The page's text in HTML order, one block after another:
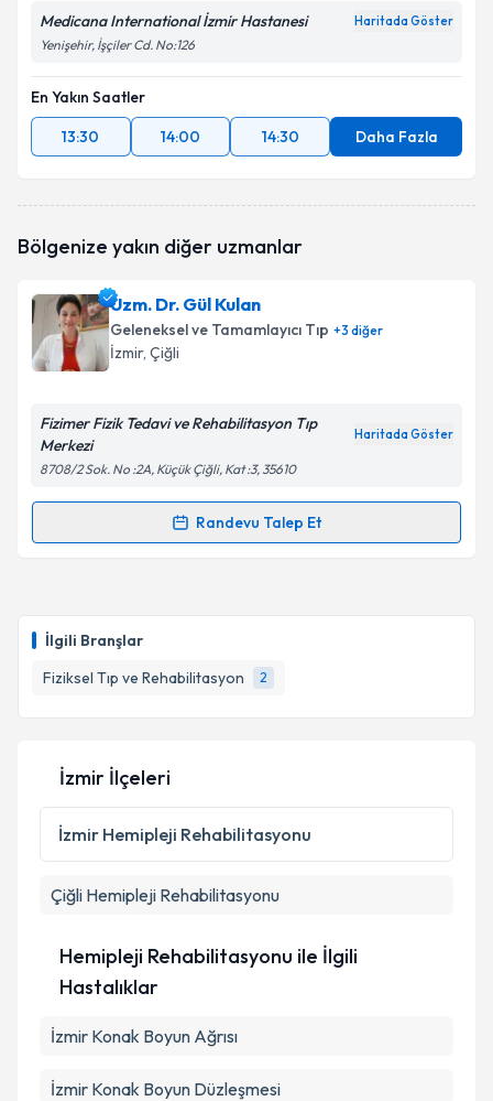
İlgili Branşlar
Fiziksel Tıp ve Rehabilitasyon
2
Medicana International İzmir Hastanesi Haritada Göster
Yenişehir, İşçiler Cd. No:126
En Yakın Saatler
13:30
14:00 14:30 Daha Fazla
Bölgenize yakın diğer uzmanlar
Uzm. Dr. Gül Kulan
Geleneksel ve Tamamlayıcı Tıp +3 diğer
İzmir, Çiğli
Fizimer Fizik Tedavi ve Rehabilitasyon Tıp
Merkezi
Haritada Göster
8708/2 Sok. No :2A, Küçük Çiğli, Kat :3, 35610
Randevu Talep Et
Randevu Takvimi Talebi
takvim hazırlandığında e-posta ile bilgilendireceğiz.
Kişisel verilerimin işlenmesine ilişkinAydınlatma
Metni
'ni okudum ve kişisel verilerimin belirtilen
kapsamda işlenmesini kabul ediyorum.
İzmir İlçeleri
İzmir Hemipleji Rehabilitasyonu
Çiğli Hemipleji Rehabilitasyonu
Hemipleji Rehabilitasyonu ile İlgili
Hastalıklar
İzmir Konak Boyun Ağrısı
İzmir Konak Boyun Düzleşmesi